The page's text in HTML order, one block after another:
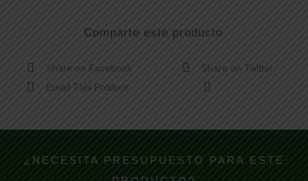
Comparte este producto
Share on Facebook
Share on Twitter
Email This Product
¿NECESITA PRESUPUESTO PARA ESTE